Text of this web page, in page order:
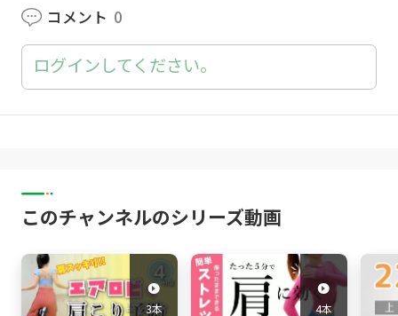
- 難度★☆☆
- Time : 12min
⚠️注意事項
▸ 体調の良い時に行いましょう
▸ 滑りにくい環境で行いましょう
▸ こちらのエクササイズは万人に適している
とは限りません。当チャンネルは、動画を見て
その他の損害について責任を負いかねます。
ご心配な方は実践する前に医療機関に相談する
ことをお勧めします。安全第一で取り組んでく
コメント 0
ログインしてください。
このチャンネルのシリーズ動画
3本 4本